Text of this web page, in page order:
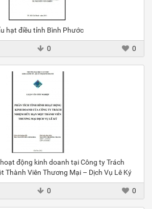
hạt điều tỉnh Bình Phước
0 0
động kinh doanh tại Công ty Trách
Thành Viên Thương Mại – Dịch Vụ Lê Ký
0 0